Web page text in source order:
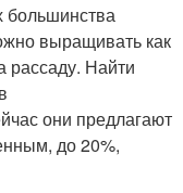
большинства
выращивать как
рассаду. Найти
они предлагают
до 20%,